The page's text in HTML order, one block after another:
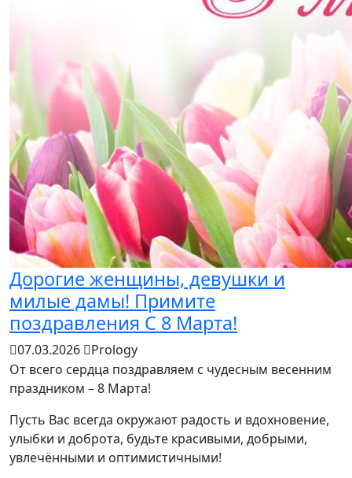
Дорогие женщины, девушки и
милые дамы! Примите
поздравления С 8 Марта!
07.03.2026
Prology
От всего сердца поздравляем с чудесным весенним
праздником – 8 Марта!
Пусть Вас всегда окружают радость и вдохновение,
улыбки и доброта, будьте красивыми, добрыми,
увлечёнными и оптимистичными!